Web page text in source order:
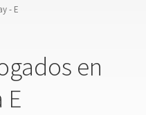
- E
en
E